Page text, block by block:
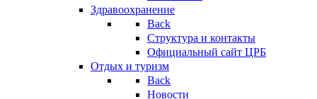
Здравоохранение
Back
Структура и контакты
Официальный сайт ЦРБ
Отдых и туризм
Back
Новости